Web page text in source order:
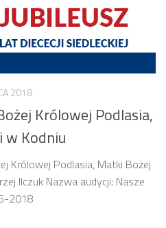
2018
Królowej Podlasia,
w Kodniu
Królowej Podlasia, Matki Bożej
Ilczuk Nazwa audycji: Nasze
2018